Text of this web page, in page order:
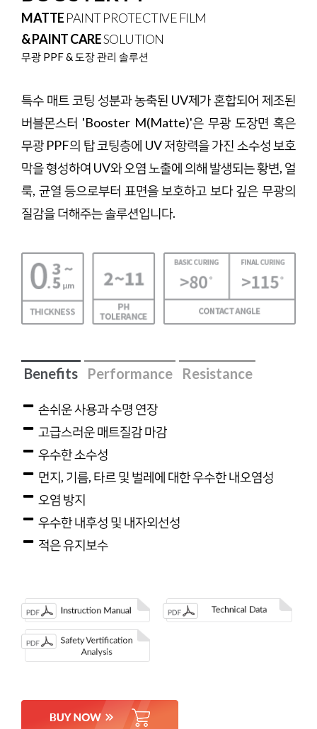
MATTE PAINT PROTECTIVE FILM
& PAINT CARESOLUTION
무광 PPF & 도장 관리 솔루션
특수 매트 코팅 성분과 농축된 UV제가 혼합되어 제조된
버블몬스터 'Booster M(Matte)'은 무광 도장면 혹은
무광 PPF의 탑 코팅층에 UV 저항력을 가진 소수성 보호
막을 형성하여 UV와 오염 노출에 의해 발생되는 황변, 얼
룩, 균열 등으로부터 표면을 보호하고 보다 깊은 무광의
질감을 더해주는 솔루션입니다.
Benefits Performance Resistance
손쉬운 사용과 수명 연장
고급스러운 매트질감 마감
우수한 소수성
먼지, 기름, 타르 및 벌레에 대한 우수한 내오염성
오염 방지
우수한 내후성 및 내자외선성
적은 유지보수